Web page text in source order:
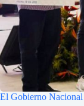
El Gobierno